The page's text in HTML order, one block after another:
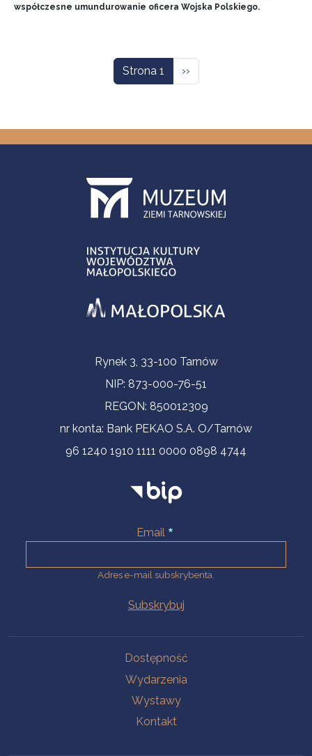
współczesne umundurowanie oficera Wojska Polskiego.
Strona 1 Następna strona
››
Informacje kontaktoweRynek 3, 33-100 Tarnów
NIP: 873-000-76-51
REGON: 850012309
nr konta: Bank PEKAO S.A. O/Tarnów
96 1240 1910 1111 0000 0898 4744
Email
Adres e-mail subskrybenta.
Dostępność
Wydarzenia
Wystawy
Kontakt